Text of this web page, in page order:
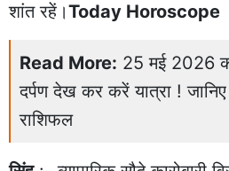
शांत रहें।Today Horoscope
Read More: 25 मई 2026
दर्पण देख कर करें यात्रा ! जानिए
राशिफल